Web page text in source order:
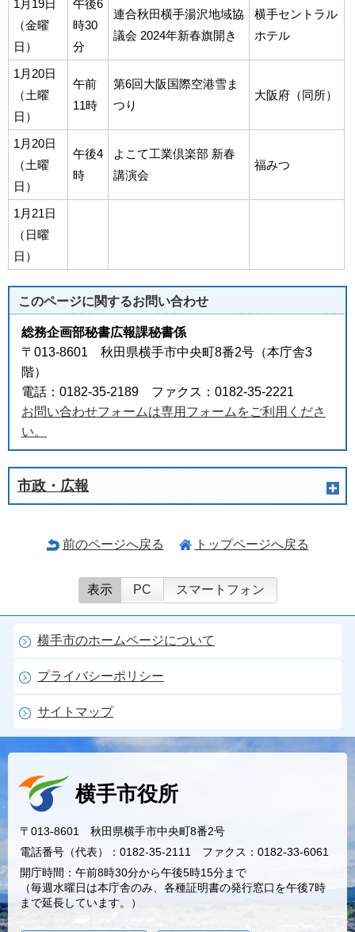
1月19日
（金曜
日）
午後6
時30
分
連合秋田横手湯沢地域協
議会 2024年新春旗開き
横手セントラル
ホテル
1月20日
（土曜
日）
午前
11時
第6回大阪国際空港雪ま
つり
大阪府（同所）
1月20日
（土曜
日）
午後4
時
よこて工業倶楽部 新春
講演会
福みつ
1月21日
（日曜
日）
このページに関するお問い合わせ
総務企画部秘書広報課秘書係
〒013-8601 秋田県横手市中央町8番2号（本庁舎3
階）
電話：0182-35-2189 ファクス：0182-35-2221
お問い合わせフォームは専用フォームをご利用くださ
い。
市政・広報
前のページへ戻る トップページへ戻る
表示 PC スマートフォン
横手市のホームページについて
プライバシーポリシー
サイトマップ
横手市役所
〒013-8601 秋田県横手市中央町8番2号
電話番号（代表）：0182-35-2111 ファクス：0182-33-6061
開庁時間：午前8時30分から午後5時15分まで
（毎週水曜日は本庁舎のみ、各種証明書の発行窓口を午後7時
まで延長しています。）